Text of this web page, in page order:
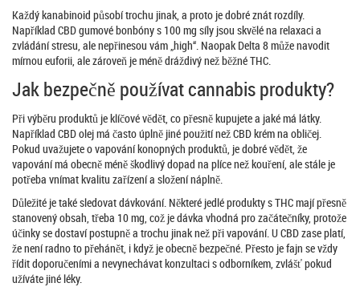
Každý kanabinoid působí trochu jinak, a proto je dobré znát rozdíly.
Například CBD gumové bonbóny s 100 mg síly jsou skvělé na relaxaci a
zvládání stresu, ale nepřinesou vám „high“. Naopak Delta 8 může navodit
mírnou euforii, ale zároveň je méně dráždivý než běžné THC.
Jak bezpečně používat cannabis produkty?
Při výběru produktů je klíčové vědět, co přesně kupujete a jaké má látky.
Například CBD olej má často úplně jiné použití než CBD krém na obličej.
Pokud uvažujete o vapování konopných produktů, je dobré vědět, že
vapování má obecně méně škodlivý dopad na plíce než kouření, ale stále je
potřeba vnímat kvalitu zařízení a složení náplně.
Důležité je také sledovat dávkování. Některé jedlé produkty s THC mají přesně
stanovený obsah, třeba 10 mg, což je dávka vhodná pro začátečníky, protože
účinky se dostaví postupně a trochu jinak než při vapování. U CBD zase platí,
že není radno to přehánět, i když je obecně bezpečné. Přesto je fajn se vždy
řídit doporučeními a nevynechávat konzultaci s odborníkem, zvlášť pokud
užíváte jiné léky.